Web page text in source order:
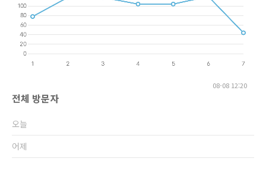
08-08 12:20
전체 방문자
오늘
어제